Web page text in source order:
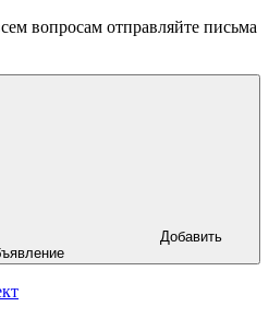
вопросам отправляйте письма
Добавить